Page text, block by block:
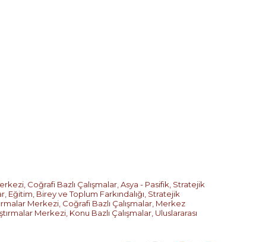
Coğrafi Bazlı Çalışmalar Asya - Pasifik Stratejik
Eğitim, Birey ve Toplum Farkındalığı Stratejik
Merkezi Coğrafi Bazlı Çalışmalar Merkez
Merkezi Konu Bazlı Çalışmalar Uluslararası